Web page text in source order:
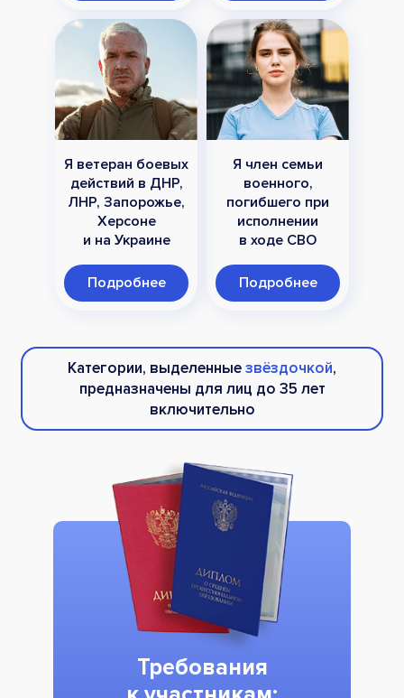
Я ветеран боевых
действий в ДНР,
ЛНР, Запорожье,
Херсоне
и на Украине
Подробнее
Я член семьи
военного,
погибшего при
исполнении
в ходе СВО
Подробнее
Категории, выделенныезвёздочкой,
предназначены для лиц до 35 лет
включительно
Требования